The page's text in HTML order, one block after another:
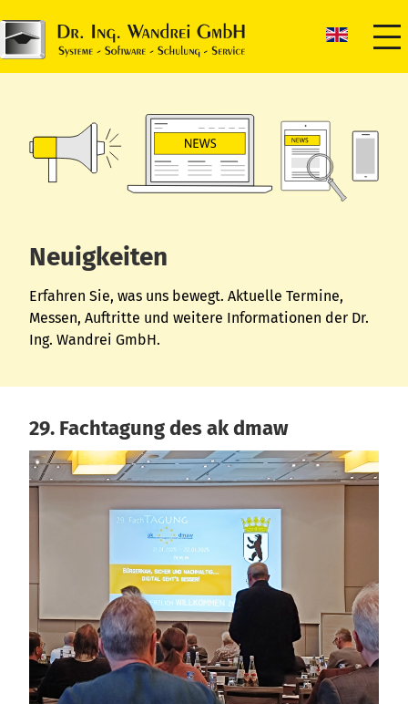
Neuigkeiten
Erfahren Sie, was uns bewegt. Aktuelle Termine,
Messen, Auftritte und weitere Informationen der Dr.
Ing. Wandrei GmbH.
29. Fachtagung des ak dmaw